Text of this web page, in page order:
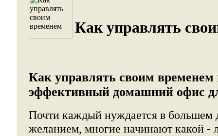
Как управлять
Как управлять своим временем
эффективный домашний офис
Почти каждый нуждается в большем
желанием, многие начинают какой -